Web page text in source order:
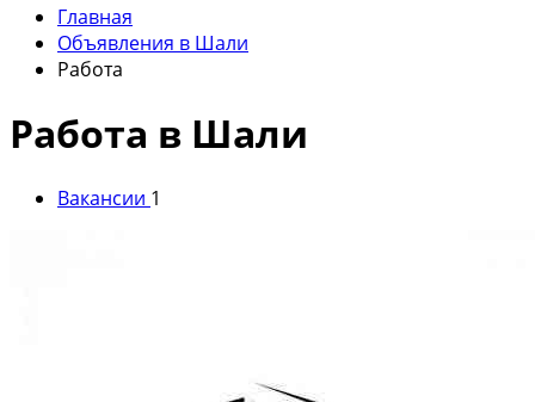
Главная
Объявления в Шали
Работа
Работа в Шали
Вакансии 1